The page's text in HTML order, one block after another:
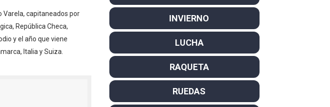
arrasa con 4 oros y 4 platas
primer título individual en WWE
son bicampeonas de la AUSL
Unidos) - Miquel Travé campeón del mundo. Bronces para David Llorente y Miren
el selecto grupo de los pentacampeones, los más laureados
Varela, capitaneados por
República Checa,
y el año que viene
Italia y Suiza.
INVIERNO
LUCHA
RAQUETA
RUEDAS